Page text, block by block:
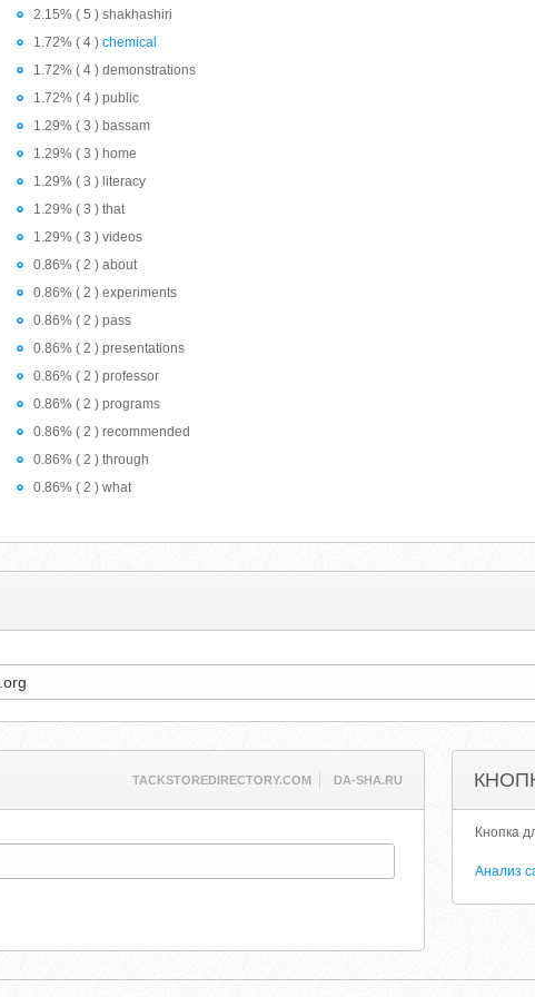
2.15% ( 5 ) shakhashiri
1.72% ( 4 )chemical
1.72% ( 4 ) demonstrations
1.72% ( 4 ) public
1.29% ( 3 ) bassam
1.29% ( 3 ) home
1.29% ( 3 ) literacy
1.29% ( 3 ) that
1.29% ( 3 ) videos
0.86% ( 2 ) about
0.86% ( 2 ) experiments
0.86% ( 2 ) pass
0.86% ( 2 ) presentations
0.86% ( 2 ) professor
0.86% ( 2 ) programs
0.86% ( 2 ) recommended
0.86% ( 2 ) through
0.86% ( 2 ) what
TACKSTOREDIRECTORY.COM DA-SHA.RU
Кнопка
Анализ